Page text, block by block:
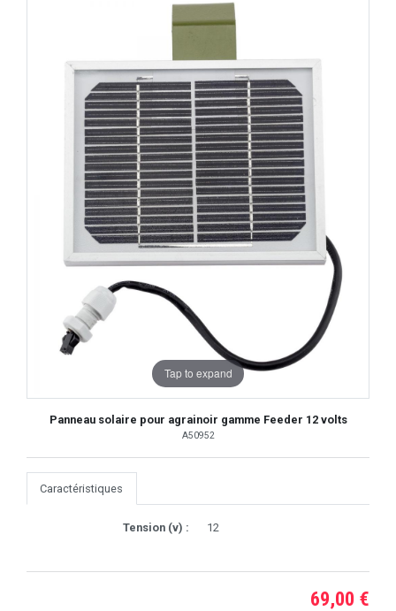
Tap to expand
Panneau solaire pour agrainoir gamme Feeder 12 volts
A50952
Caractéristiques
Tension (v) : 12
69,00 €